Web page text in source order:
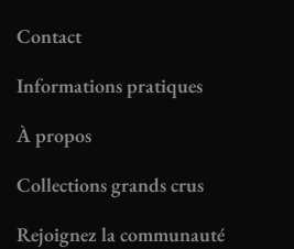
Contact
Informations pratiques
À propos
Collections grands crus
Rejoignez la communauté